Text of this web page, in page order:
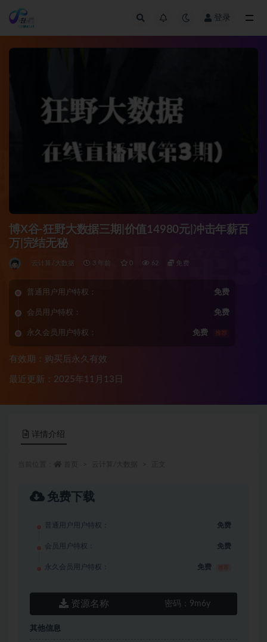
登录
博X谷-狂野大数据三期|价值14980元|冲击年薪百
万|完结无秘
云计算/大数据 3 年前 0 62 免费
普通用户用户特权： 免费
会员用户特权： 免费
永久会员用户特权： 免费 推荐
有效期：购买后永久有效
最近更新：2025年11月13日
详情介绍
免费下载
普通用户用户特权： 免费
会员用户特权： 免费
永久会员用户特权： 免费
资源名称 密码： 9m6y
其他信息